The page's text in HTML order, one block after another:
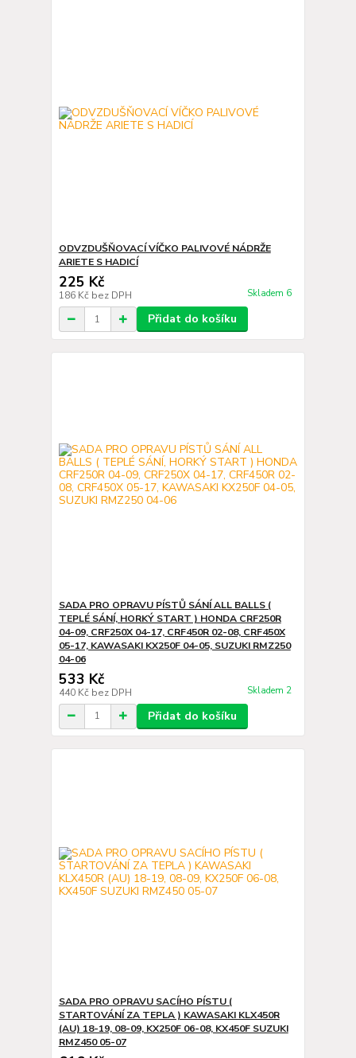
ODVZDUŠŇOVACÍ VÍČKO PALIVOVÉ NÁDRŽE
ARIETE S HADICÍ
225 Kč
186 Kč bez DPH Skladem 6
Přidat do košíku
SADA PRO OPRAVU PÍSTŮ SÁNÍ ALL BALLS (
TEPLÉ SÁNÍ, HORKÝ START ) HONDA CRF250R
04-09, CRF250X 04-17, CRF450R 02-08, CRF450X
05-17, KAWASAKI KX250F 04-05, SUZUKI RMZ250
04-06
533 Kč
440 Kč bez DPH Skladem 2
Přidat do košíku
SADA PRO OPRAVU SACÍHO PÍSTU (
STARTOVÁNÍ ZA TEPLA ) KAWASAKI KLX450R
(AU) 18-19, 08-09, KX250F 06-08, KX450F SUZUKI
RMZ450 05-07